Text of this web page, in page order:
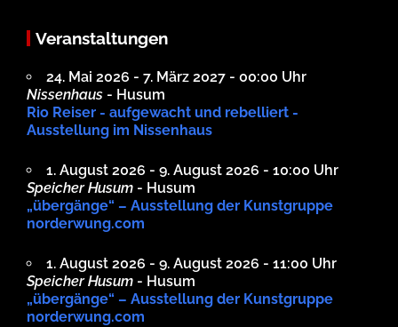
Veranstaltungen
24. Mai 2026 - 7. März 2027 - 00:00 Uhr
Nissenhaus - Husum
Rio Reiser - aufgewacht und rebelliert -
Ausstellung im Nissenhaus
1. August 2026 - 9. August 2026 - 10:00 Uhr
Speicher Husum - Husum
„übergänge“ – Ausstellung der Kunstgruppe
norderwung.com
1. August 2026 - 9. August 2026 - 11:00 Uhr
Speicher Husum - Husum
„übergänge“ – Ausstellung der Kunstgruppe
norderwung.com